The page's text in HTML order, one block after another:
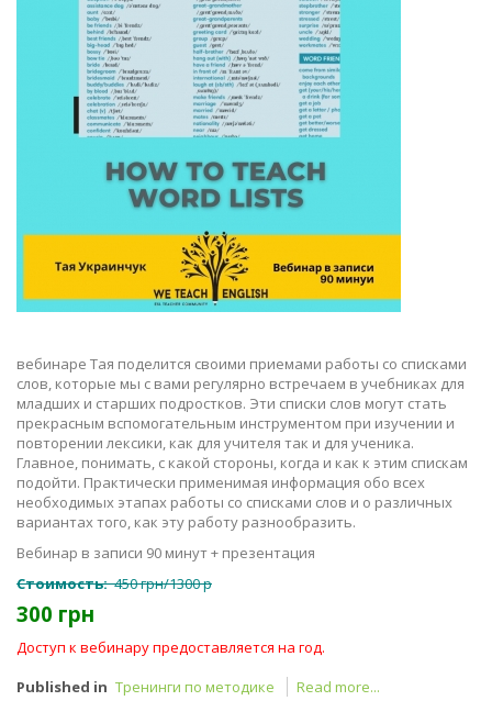
вебинаре Тая поделится своими приемами работы со списками
слов, которые мы с вами регулярно встречаем в учебниках для
младших и старших подростков. Эти списки слов могут стать
прекрасным вспомогательным инструментом при изучении и
повторении лексики, как для учителя так и для ученика.
Главное, понимать, с какой стороны, когда и как к этим спискам
подойти. Практически применимая информация обо всех
необходимых этапах работы со списками слов и о различных
вариантах того, как эту работу разнообразить.
Вебинар в записи 90 минут + презентация
Стоимость:450 грн/1300 р
300 грн
Доступ к вебинару предоставляется на год.
Published in Тренинги по методике Read more...